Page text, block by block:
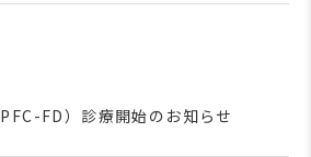
FD）診療開始のお知らせ